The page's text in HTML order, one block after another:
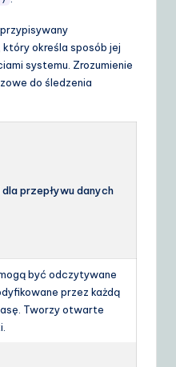
określa sposób jej
systemu. Zrozumienie
do śledzenia
dla przepływu danych
być odczytywane
przez każdą
Tworzy otwarte